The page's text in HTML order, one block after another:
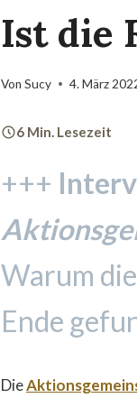
Ist die
Von Sucy 4. März
6 Min. Lesezeit
+++
Warum
Ende
Die